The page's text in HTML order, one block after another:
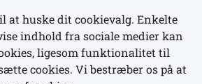
at huske dit cookievalg. Enkelte
indhold fra sociale medier kan
ligesom funktionalitet til
cookies. Vi bestræber os på at